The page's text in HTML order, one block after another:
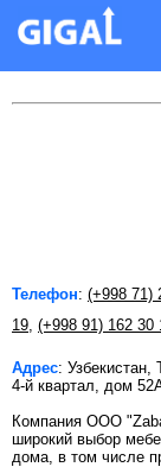
Дизайн
Телефон: (+998 71)
19 (+998 91) 162 30
Адрес: Узбекистан,
4-й квартал, дом
Компания OOO
широкий выбор
дома, в том числе